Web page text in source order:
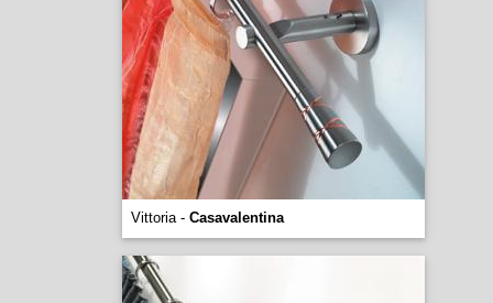
Vittoria - Casavalentina